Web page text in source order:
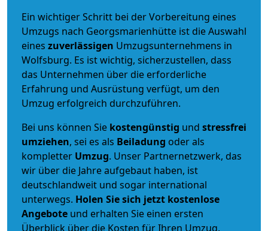
Ein wichtiger Schritt bei der Vorbereitung eines
Umzugs nach Georgsmarienhütte ist die Auswahl
eines zuverlässigen Umzugsunternehmens in
Wolfsburg. Es ist wichtig, sicherzustellen, dass
das Unternehmen über die erforderliche
Erfahrung und Ausrüstung verfügt, um den
Umzug erfolgreich durchzuführen.
Bei uns können Sie kostengünstig und stressfrei
umziehen, sei es als Beiladung oder als
kompletter Umzug. Unser Partnernetzwerk, das
wir über die Jahre aufgebaut haben, ist
deutschlandweit und sogar international
unterwegs. Holen Sie sich jetzt kostenlose
Angebote und erhalten Sie einen ersten
Überblick über die Kosten für Ihren Umzug.